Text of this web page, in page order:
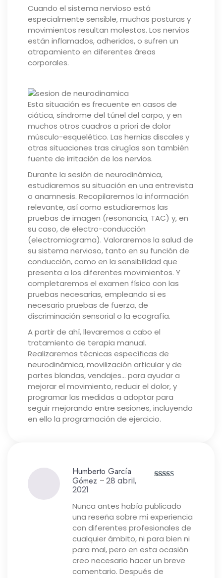
Cuando el sistema nervioso está
especialmente sensible, muchas posturas y
movimientos resultan molestos. Los nervios
están inflamados, adheridos, o sufren un
atrapamiento en diferentes áreas
corporales.
Esta situación es frecuente en casos de
ciática, síndrome del túnel del carpo, y en
muchos otros cuadros a priori de dolor
músculo-esquelético. Las hernias discales y
otras situaciones tras cirugías son también
fuente de irritación de los nervios.
Durante la sesión de neurodinámica,
estudiaremos su situación en una entrevista
o anamnesis. Recopilaremos la información
relevante, así como estudiaremos las
pruebas de imagen (resonancia, TAC) y, en
su caso, de electro-conducción
(electromiograma). Valoraremos la salud de
su sistema nervioso, tanto en su función de
conducción, como en la sensibilidad que
presenta a los diferentes movimientos. Y
completaremos el examen físico con las
pruebas necesarias, empleando si es
necesario pruebas de fuerza, de
discriminación sensorial o la ecografía.
A partir de ahí, llevaremos a cabo el
tratamiento de terapia manual.
Realizaremos técnicas específicas de
neurodinámica, movilización articular y de
partes blandas, vendajes… para ayudar a
mejorar el movimiento, reducir el dolor, y
programar las medidas a adoptar para
seguir mejorando entre sesiones, incluyendo
en ello la programación de ejercicio.
Humberto García
Gómez –28 abril,
2021
Nunca antes había publicado
una reseña sobre mi experiencia
con diferentes profesionales de
cualquier ámbito, ni para bien ni
para mal, pero en esta ocasión
creo necesario hacer un breve
comentario. Después de